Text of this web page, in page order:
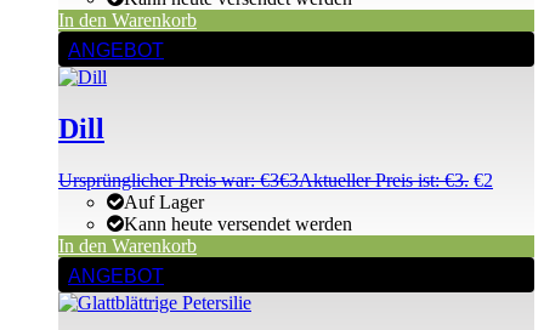
In den Warenkorb
ANGEBOT
Dill
Ursprünglicher Preis war: €3€3Aktueller Preis ist: €3. €2
Auf Lager
Kann heute versendet werden
In den Warenkorb
ANGEBOT